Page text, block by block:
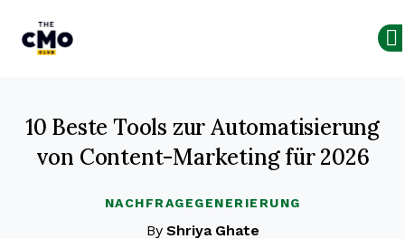
NACHFRAGEGENERIERUNG
10 Beste Tools zur Automatisierung
von Content-Marketing für 2026
By Shriya Ghate